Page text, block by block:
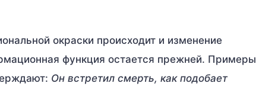
окраски происходит и изменение
функция остается прежней. Примеры
Он встретил смерть, как подобает